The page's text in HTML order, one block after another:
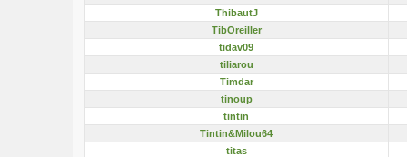
ThibautJ
TibOreiller
tidav09
tiliarou
Timdar
tinoup
tintin
Tintin&Milou64
titas